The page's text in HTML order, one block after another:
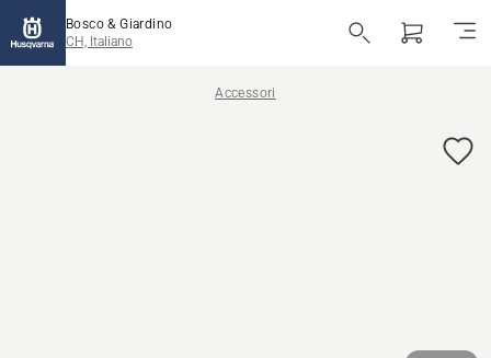
Bosco & Giardino
CH, Italiano
Accessori